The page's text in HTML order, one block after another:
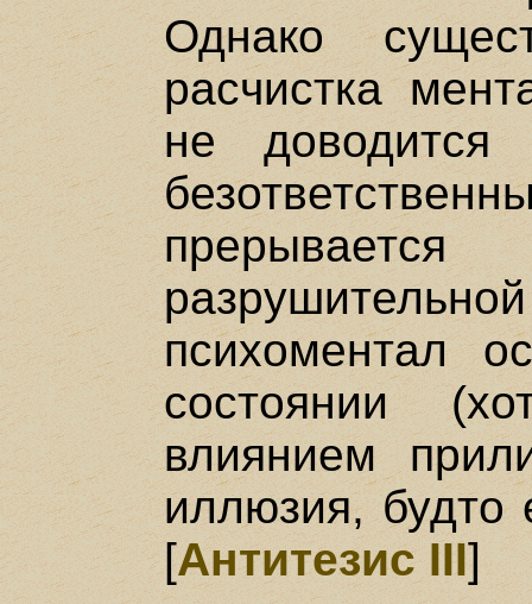
Однако
расчистка
не
психоментал
состоянии
влиянием
иллюзия,
[Антитезис III]